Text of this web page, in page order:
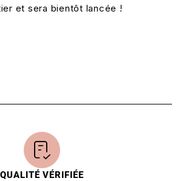
et sera bientôt lancée !
QUALITÉ VÉRIFIÉE